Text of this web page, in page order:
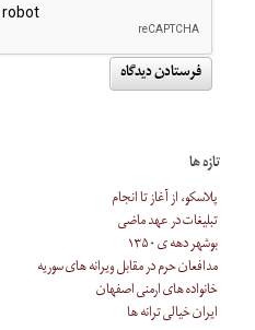
تازه ها
پلاسکو، از آغاز تا انجام
تبلیغات در عهد ماضی
بوشهر دهه ی ۱۳۵۰
مدافعان حرم در مقابل ویرانه های سوریه
خانواده های ارمنی اصفهان
ایران خیالی ترانه ها